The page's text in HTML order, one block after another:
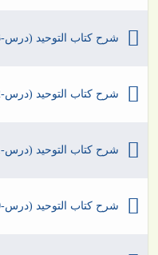
شرح كتاب التوحيد (درس-53)
شرح كتاب التوحيد (درس-52)
شرح كتاب التوحيد (درس-51)
شرح كتاب التوحيد (درس-50)